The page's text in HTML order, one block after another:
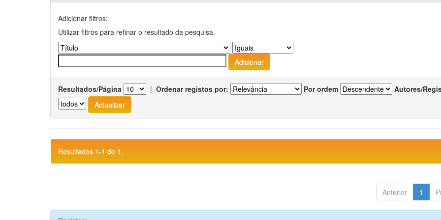
Adicionar filtros:
Utilizar filtros para refinar o resultado da pesquisa.
Resultados/Página | Ordenar registos por: Por ordem Autores/
Resultados 1-1 de 1.
Anterior 1